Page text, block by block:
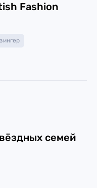
Fashion
семей